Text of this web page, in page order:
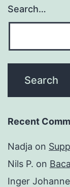
Search…
Recent
Nadja on
Nils P. on
Inger